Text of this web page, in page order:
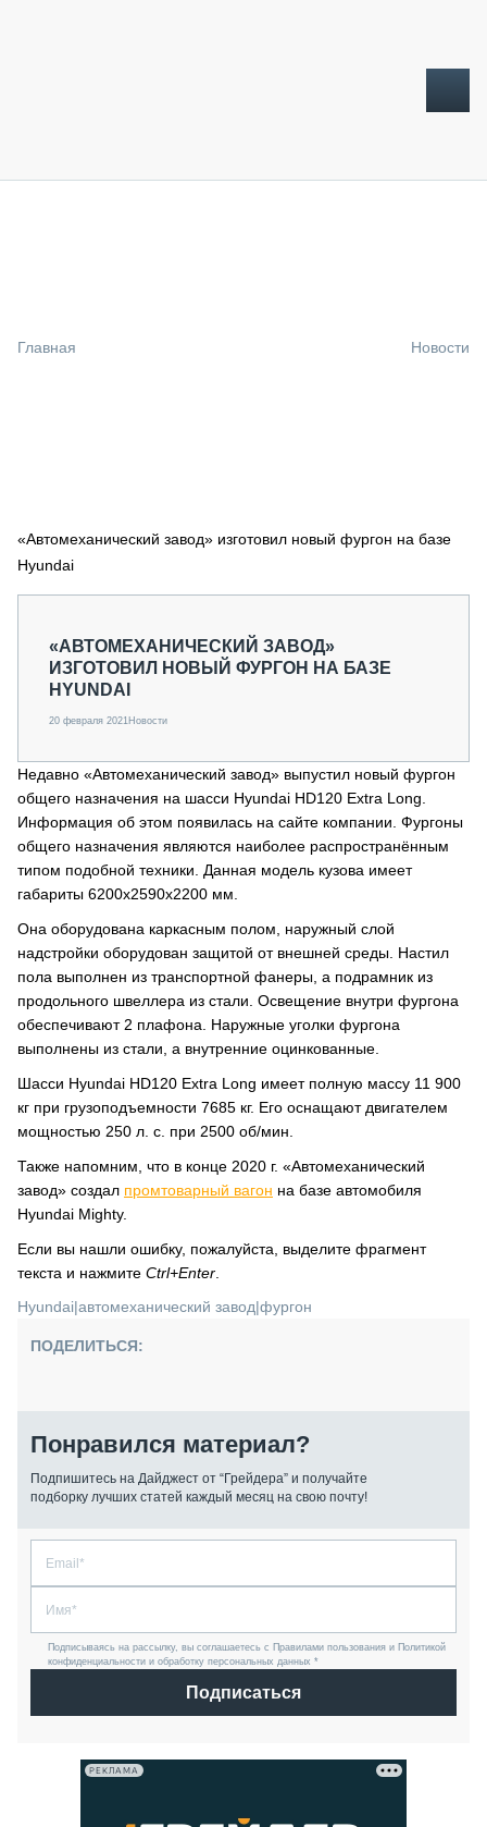
СПЕЦПРОЕКТЫ
МЕРОПРИЯТИЯ
СТАТЬИ ПО КАТЕГОРИЯМ ТЕХНИКИ
Главная Новости
«Автомеханический завод» изготовил новый фургон на базе
Hyundai
«АВТОМЕХАНИЧЕСКИЙ ЗАВОД»
ИЗГОТОВИЛ НОВЫЙ ФУРГОН НА БАЗЕ
HYUNDAI
20 февраля 2021Новости
Недавно «Автомеханический завод» выпустил новый фургон
общего назначения на шасси Hyundai HD120 Extra Long.
Информация об этом появилась на сайте компании. Фургоны
общего назначения являются наиболее распространённым
типом подобной техники. Данная модель кузова имеет
габариты 6200x2590x2200 мм.
Она оборудована каркасным полом, наружный слой
надстройки оборудован защитой от внешней среды. Настил
пола выполнен из транспортной фанеры, а подрамник из
продольного швеллера из стали. Освещение внутри фургона
обеспечивают 2 плафона. Наружные уголки фургона
выполнены из стали, а внутренние оцинкованные.
Шасси Hyundai HD120 Extra Long имеет полную массу 11 900
кг при грузоподъемности 7685 кг. Его оснащают двигателем
мощностью 250 л. с. при 2500 об/мин.
Также напомним, что в конце 2020 г. «Автомеханический
завод» создал промтоварный вагон на базе автомобиля
Hyundai Mighty.
Если вы нашли ошибку, пожалуйста, выделите фрагмент
текста и нажмите Ctrl+Enter
Hyundai|автомеханический завод|фургон
ПОДЕЛИТЬСЯ:
Понравился материал?
Подпишитесь на Дайджест от “Грейдера” и получайте
подборку лучших статей каждый месяц на свою почту!
Подписываясь на рассылку, вы соглашаетесь с Правилами пользования и Политикой
конфиденциальности и обработку персональных данных *
Подписаться
РЕКЛАМА